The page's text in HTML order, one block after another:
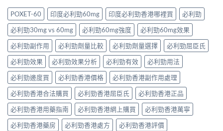
案
一
次
解
析〉
中
完
整
攻
略
一
次
看〉
中
量、
副
作
用
到
死
線
的
完
整
拆
解〉
中
礙
治
療
的
突
破
性
藥
物〉
中
日
錠
評
價
如
何？
有
冇
副
作
用？
藥
師：
皇
牌
POXET-60 印度必利勁60mg 印度必利勁香港哪裡買
必利勁
必利勁30mg vs 60mg
必利勁60mg強度
必利勁60mg效果
必利勁副作用
必利勁劑量比較 必利勁劑量選擇
必利勁屈臣氏
必利勁效果
必利勁效果分析 必利勁有效
必利勁用法
必利勁邊度買
必利勁香港價格
必利勁香港副作用處理
必利勁香港合法購買
必利勁香港屈臣氏
必利勁香港正品
必利勁香港用藥指南
必利勁香港網上購買
必利勁香港萬寧
必利勁香港藥房
必利勁香港處方
必利勁香港評價